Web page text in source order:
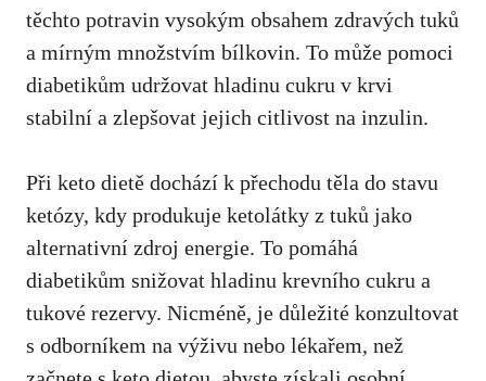
těchto potravin vysokým‌ obsahem zdravých ⁤tuků
a mírným množstvím bílkovin. To⁢ může pomoci
diabetikům udržovat hladinu cukru v krvi​
stabilní a zlepšovat jejich citlivost⁢ na inzulin.
Při keto dietě dochází k přechodu těla do stavu
ketózy, kdy produkuje ketolátky z tuků jako
alternativní zdroj energie. To pomáhá‍
diabetikům snižovat hladinu krevního cukru a
tukové rezervy. ⁣Nicméně, je důležité konzultovat
s odborníkem na ⁢výživu nebo lékařem, než